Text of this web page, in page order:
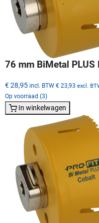
76 mm BiMetal
€ 28,95 incl. BTW € 23,93 excl.
Op voorraad (3)
In winkelwagen